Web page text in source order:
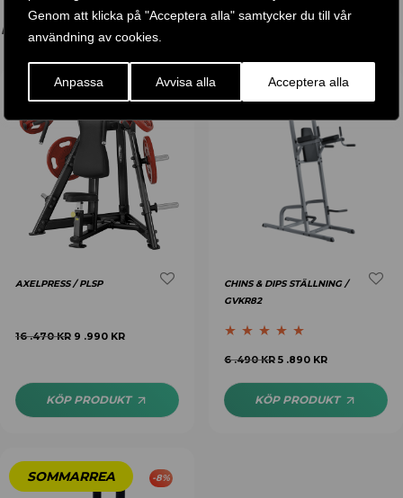
Genom att klicka på "Acceptera alla" samtycker du till vår
användning av cookies.
Anpassa Avvisa alla Acceptera alla
DU GILLAR KANSKE OCKSÅ…
AXELPRESS / PLSP
16 .470KR 9 .990 KR
KÖP PRODUKT
CHINS & DIPS STÄLLNING /
GVKR82
Betygsatt5.00
6 .490KR 5 .890 KR
KÖP PRODUKT
-8%